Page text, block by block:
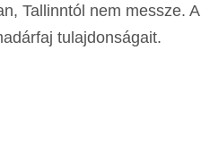
Tallinntól nem messze. A
tulajdonságait.